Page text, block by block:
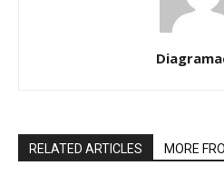
RELATED ARTICLES MORE